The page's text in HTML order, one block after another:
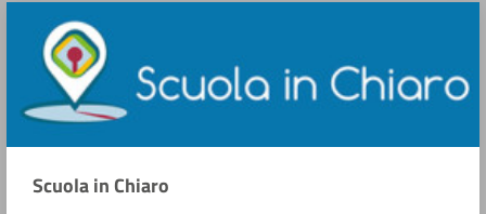
Scuola in Chiaro